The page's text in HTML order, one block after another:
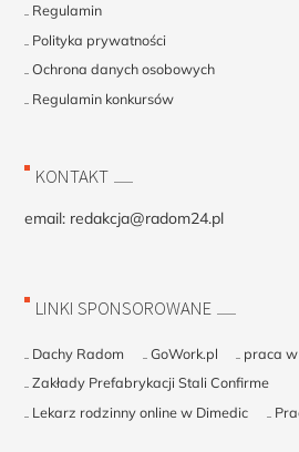
Regulamin
Polityka prywatności
Ochrona danych osobowych
Regulamin konkursów
KONTAKT
email: redakcja@radom24.pl
LINKI SPONSOROWANE
Dachy Radom GoWork.pl praca
Zakłady Prefabrykacji Stali Confirme
Lekarz rodzinny online w Dimedic